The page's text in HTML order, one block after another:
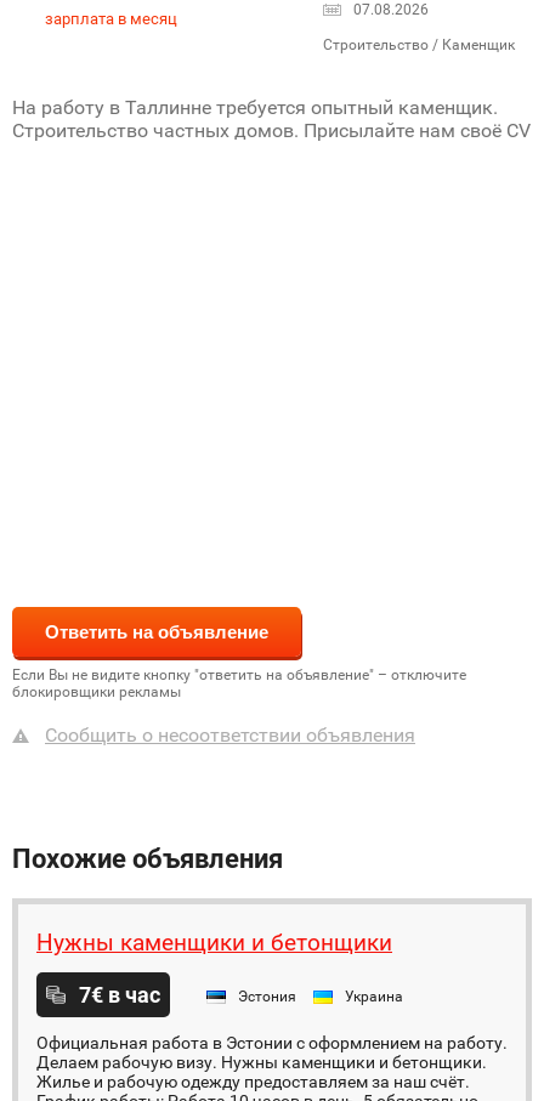
зарплата в месяц 07.08.2026
Строительство / Каменщик
На работу в Таллинне требуется опытный каменщик.
Строительство частных домов. Присылайте нам своё CV
Если Вы не видите кнопку "ответить на объявление" – отключите
блокировщики рекламы
Сообщить о несоответствии объявления
Похожие объявления
Нужны каменщики и бетонщики
7€ в час Эстония Украина
Официальная работа в Эстонии с оформлением на работу.
Делаем рабочую визу. Нужны каменщики и бетонщики.
Жилье и рабочую одежду предоставляем за наш счёт.